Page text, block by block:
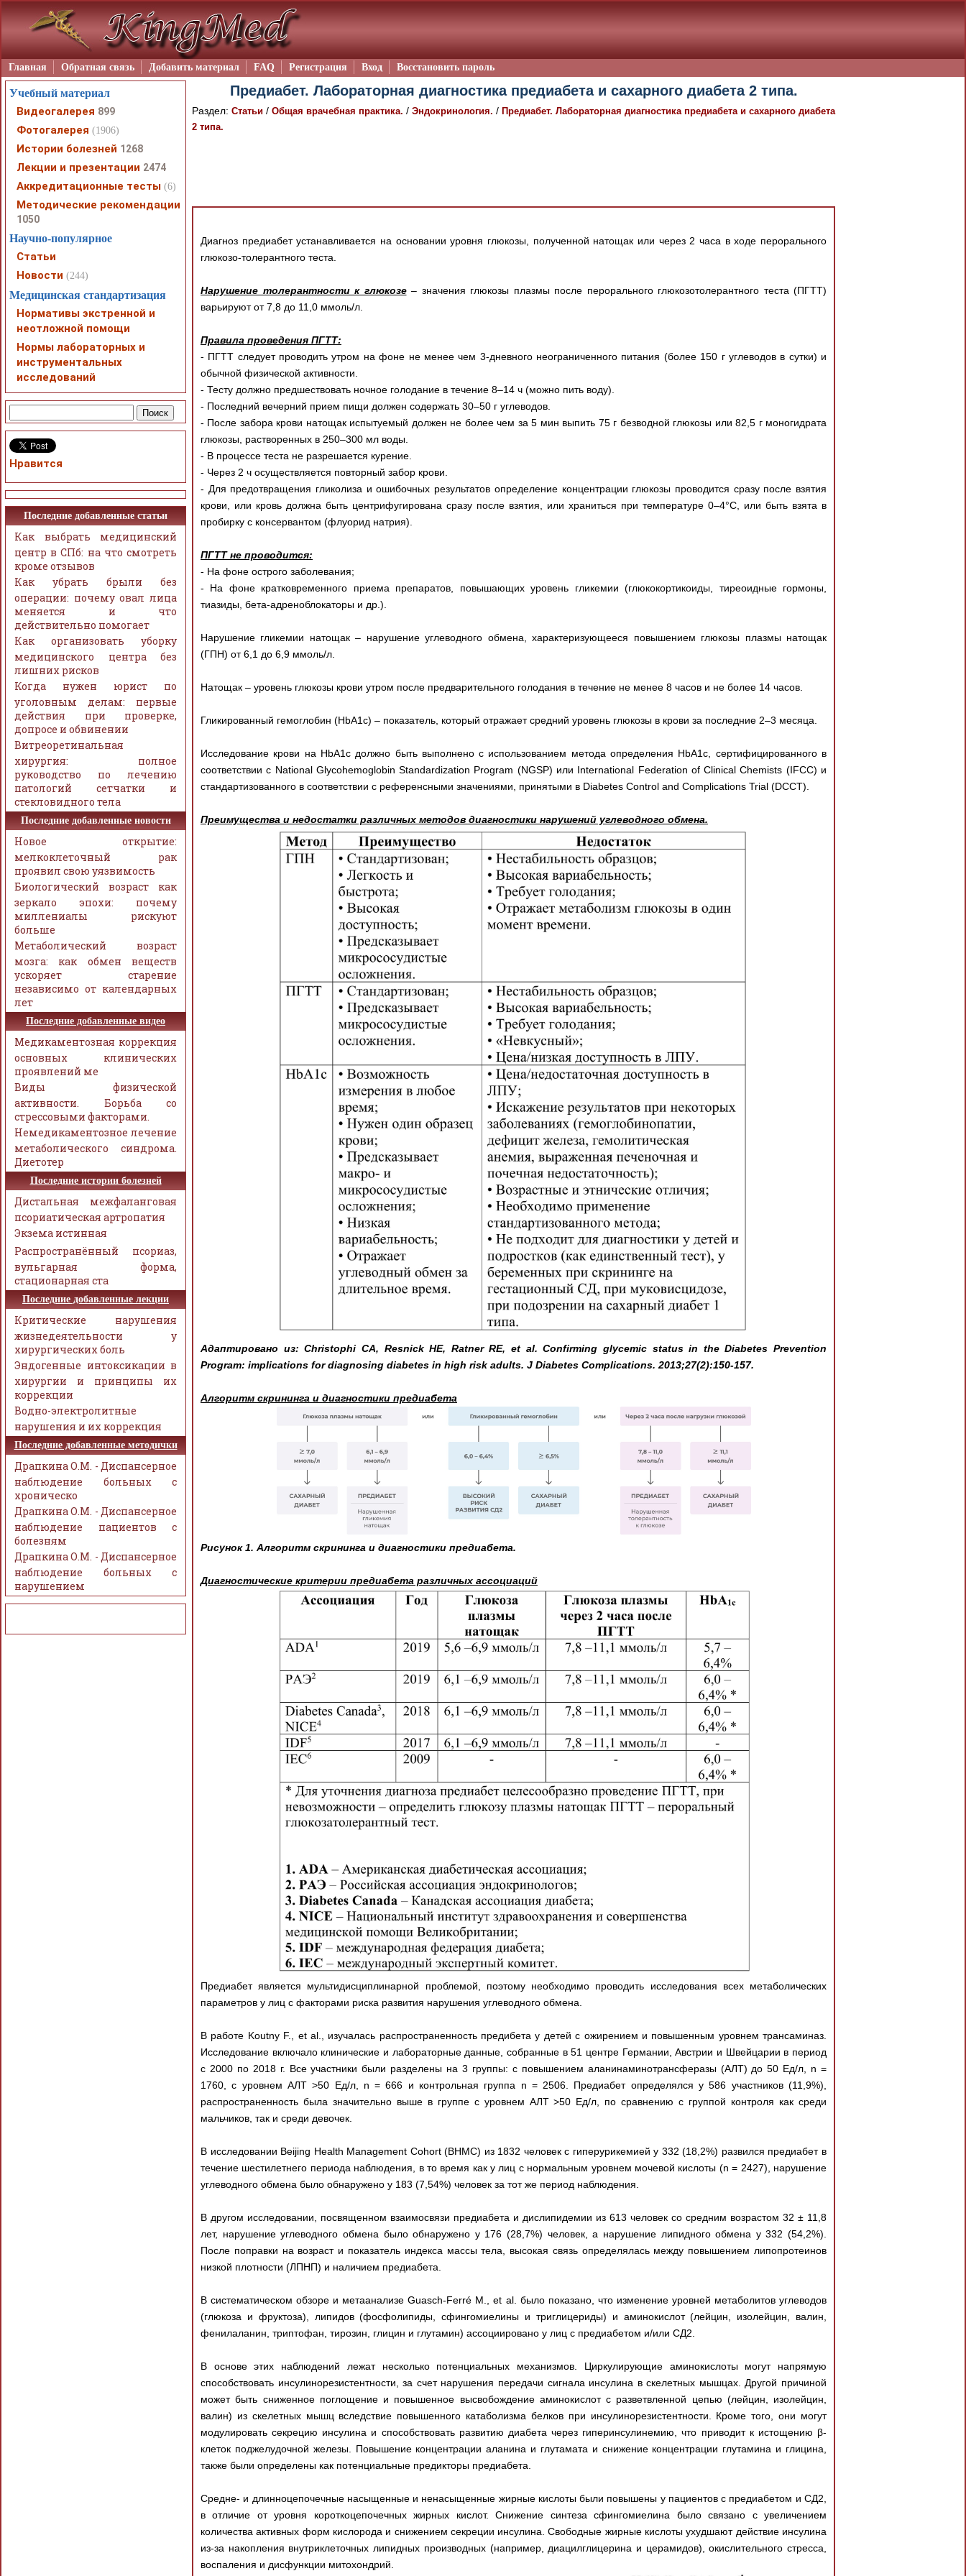
Главная Обратная связь Добавить материал FAQ Регистрация Вход Восстановить пароль
Предиабет. Лабораторная диагностика предиабета и сахарного диабета 2 типа.
Раздел: Статьи / Общая врачебная практика. / Эндокринология. / Предиабет. Лабораторная диагностика предиабета и сахарного диабета
2 типа.
Диагноз предиабет устанавливается на основании уровня глюкозы, полученной натощак или через 2 часа в ходе перорального
глюкозо-толерантного теста.
Нарушение толерантности к глюкозе– значения глюкозы плазмы после перорального глюкозотолерантного теста (ПГТТ)
варьируют от 7,8 до 11,0 ммоль/л.
Правила проведения ПГТТ:
- ПГТТ следует проводить утром на фоне не менее чем 3-дневного неограниченного питания (более 150 г углеводов в сутки) и
обычной физической активности.
- Тесту должно предшествовать ночное голодание в течение 8–14 ч (можно пить воду).
- Последний вечерний прием пищи должен содержать 30–50 г углеводов.
- После забора крови натощак испытуемый должен не более чем за 5 мин выпить 75 г безводной глюкозы или 82,5 г моногидрата
глюкозы, растворенных в 250–300 мл воды.
- В процессе теста не разрешается курение.
- Через 2 ч осуществляется повторный забор крови.
- Для предотвращения гликолиза и ошибочных результатов определение концентрации глюкозы проводится сразу после взятия
крови, или кровь должна быть центрифугирована сразу после взятия, или храниться при температуре 0–4°С, или быть взята в
пробирку с консервантом (флуорид натрия).
ПГТТ не проводится:
- На фоне острого заболевания;
- На фоне кратковременного приема препаратов, повышающих уровень гликемии (глюкокортикоиды, тиреоидные гормоны,
тиазиды, бета-адреноблокаторы и др.).
Нарушение гликемии натощак – нарушение углеводного обмена, характеризующееся повышением глюкозы плазмы натощак
(ГПН) от 6,1 до 6,9 ммоль/л.
Натощак – уровень глюкозы крови утром после предварительного голодания в течение не менее 8 часов и не более 14 часов.
Гликированный гемоглобин (HbA1c) – показатель, который отражает средний уровень глюкозы в крови за последние 2–3 месяца.
Исследование крови на HbA1c должно быть выполнено с использованием метода определения HbA1c, сертифицированного в
соответствии с National Glycohemoglobin Standardization Program (NGSP) или International Federation of Clinical Chemists (IFCC) и
стандартизованного в соответствии с референсными значениями, принятыми в Diabetes Control and Сomplications Trial (DCCT).
Преимущества и недостатки различных методов диагностики нарушений углеводного обмена.
Адаптировано из: Christophi CA, Resnick HE, Ratner RE, et al. Confirming glycemic status in the Diabetes Prevention
Program: implications for diagnosing diabetes in high risk adults. J Diabetes Complications. 2013;27(2):150-157.
Алгоритм скрининга и диагностики предиабета
Рисунок 1. Алгоритм скрининга и диагностики предиабета.
Диагностические критерии предиабета различных ассоциаций
Предиабет является мультидисциплинарной проблемой, поэтому необходимо проводить исследования всех метаболических
параметров у лиц с факторами риска развития нарушения углеводного обмена.
В работе Koutny F., et al., изучалась распространенность предибета у детей с ожирением и повышенным уровнем трансаминаз.
Исследование включало клинические и лабораторные данные, собранные в 51 центре Германии, Австрии и Швейцарии в период
с 2000 по 2018 г. Все участники были разделены на 3 группы: с повышением аланинаминотрансферазы (АЛТ) до 50 Ед/л, n =
1760, с уровнем АЛТ >50 Ед/л, n = 666 и контрольная группа n = 2506. Предиабет определялся у 586 участников (11,9%),
распространенность была значительно выше в группе с уровнем АЛТ >50 Ед/л, по сравнению с группой контроля как среди
мальчиков, так и среди девочек.
В исследовании Beijing Health Management Cohort (BHMC) из 1832 человек с гиперурикемией у 332 (18,2%) развился предиабет в
течение шестилетнего периода наблюдения, в то время как у лиц с нормальным уровнем мочевой кислоты (n = 2427), нарушение
углеводного обмена было обнаружено у 183 (7,54%) человек за тот же период наблюдения.
В другом исследовании, посвященном взаимосвязи предиабета и дислипидемии из 613 человек со средним возрастом 32 ± 11,8
лет, нарушение углеводного обмена было обнаружено у 176 (28,7%) человек, а нарушение липидного обмена у 332 (54,2%).
После поправки на возраст и показатель индекса массы тела, высокая связь определялась между повышением липопротеинов
низкой плотности (ЛПНП) и наличием предиабета.
В систематическом обзоре и метаанализе Guasch-Ferré M., et al. было показано, что изменение уровней метаболитов углеводов
(глюкоза и фруктоза), липидов (фосфолипиды, сфингомиелины и триглицериды) и аминокислот (лейцин, изолейцин, валин,
фенилаланин, триптофан, тирозин, глицин и глутамин) ассоциировано у лиц с предиабетом и/или СД2.
В основе этих наблюдений лежат несколько потенциальных механизмов. Циркулирующие аминокислоты могут напрямую
способствовать инсулинорезистентности, за счет нарушения передачи сигнала инсулина в скелетных мышцах. Другой причиной
может быть сниженное поглощение и повышенное высвобождение аминокислот с разветвленной цепью (лейцин, изолейцин,
валин) из скелетных мышц вследствие повышенного катаболизма белков при инсулинорезистентности. Кроме того, они могут
модулировать секрецию инсулина и способствовать развитию диабета через гиперинсулинемию, что приводит к истощению β-
клеток поджелудочной железы. Повышение концентрации аланина и глутамата и снижение концентрации глутамина и глицина,
также были определены как потенциальные предикторы предиабета.
Средне- и длинноцепочечные насыщенные и ненасыщенные жирные кислоты были повышены у пациентов с предиабетом и СД2,
в отличие от уровня короткоцепочечных жирных кислот. Снижение синтеза сфингомиелина было связано с увеличением
количества активных форм кислорода и снижением секреции инсулина. Свободные жирные кислоты ухудшают действие инсулина
из-за накопления внутриклеточных липидных производных (например, диацилглицерина и церамидов), окислительного стресса,
воспаления и дисфункции митохондрий.
Учебный материал
Видеогалерея 899
Фотогалерея (1906)
Истории болезней 1268
Лекции и презентации 2474
Аккредитационные тесты (6)
Методические рекомендации
1050
Научно-популярное
Статьи
Новости (244)
Медицинская стандартизация
Нормативы экстренной и
неотложной помощи
Нормы лабораторных и
инструментальных
исследований
Нравится
Последние добавленные статьи
Как выбрать медицинский
центр в СПб: на что смотреть
кроме отзывов
Как убрать брыли без
операции: почему овал лица
меняется и что
действительно помогает
Как организовать уборку
медицинского центра без
лишних рисков
Когда нужен юрист по
уголовным делам: первые
действия при проверке,
допросе и обвинении
Витреоретинальная
хирургия: полное
руководство по лечению
патологий сетчатки и
стекловидного тела
Последние добавленные новости
Новое открытие:
мелкоклеточный рак
проявил свою уязвимость
Биологический возраст как
зеркало эпохи: почему
миллениалы рискуют
больше
Метаболический возраст
мозга: как обмен веществ
ускоряет старение
независимо от календарных
лет
Последние добавленные видео
Медикаментозная коррекция
основных клинических
проявлений ме
Виды физической
активности. Борьба со
стрессовыми факторами.
Немедикаментозное лечение
метаболического синдрома.
Диетотер
Последние истории болезней
Дистальная межфаланговая
псориатическая артропатия
Экзема истинная
Распространённый псориаз,
вульгарная форма,
стационарная ста
Последние добавленные лекции
Критические нарушения
жизнедеятельности у
хирургических боль
Эндогенные интоксикации в
хирургии и принципы их
коррекции
Водно-электролитные
нарушения и их коррекция
Последние добавленные методички
Драпкина О.М. - Диспансерное
наблюдение больных с
хроническо
Драпкина О.М. - Диспансерное
наблюдение пациентов с
болезням
Драпкина О.М. - Диспансерное
наблюдение больных с
нарушением